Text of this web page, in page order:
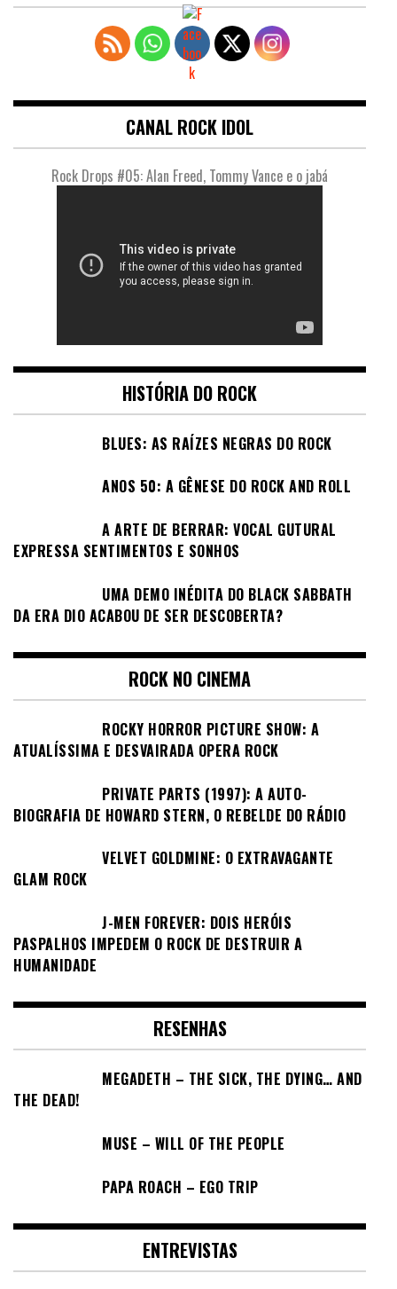
CANAL ROCK IDOL
Rock Drops #05: Alan Freed, Tommy Vance e o jabá
HISTÓRIA DO ROCK
BLUES: AS RAÍZES NEGRAS DO ROCK
ANOS 50: A GÊNESE DO ROCK AND ROLL
A ARTE DE BERRAR: VOCAL GUTURAL
EXPRESSA SENTIMENTOS E SONHOS
UMA DEMO INÉDITA DO BLACK SABBATH
DA ERA DIO ACABOU DE SER DESCOBERTA?
ROCK NO CINEMA
ROCKY HORROR PICTURE SHOW: A
ATUALÍSSIMA E DESVAIRADA OPERA ROCK
PRIVATE PARTS (1997): A AUTO-
BIOGRAFIA DE HOWARD STERN, O REBELDE DO RÁDIO
VELVET GOLDMINE: O EXTRAVAGANTE
GLAM ROCK
J-MEN FOREVER: DOIS HERÓIS
PASPALHOS IMPEDEM O ROCK DE DESTRUIR A
HUMANIDADE
RESENHAS
MEGADETH – THE SICK, THE DYING… AND
THE DEAD!
MUSE – WILL OF THE PEOPLE
PAPA ROACH – EGO TRIP
ENTREVISTAS